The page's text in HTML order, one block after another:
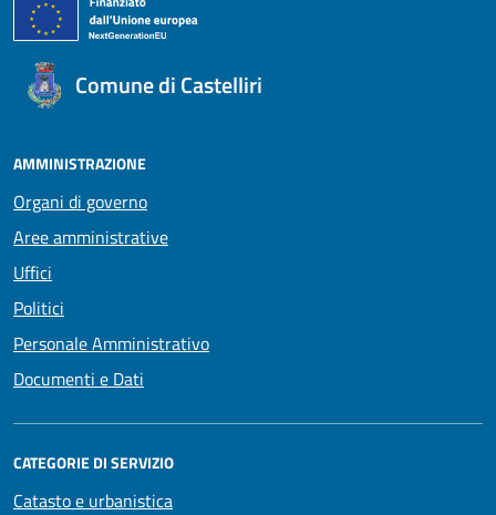
Comune di Castelliri
AMMINISTRAZIONE
Organi di governo
Aree amministrative
Uffici
Politici
Personale Amministrativo
Documenti e Dati
CATEGORIE DI SERVIZIO
Catasto e urbanistica